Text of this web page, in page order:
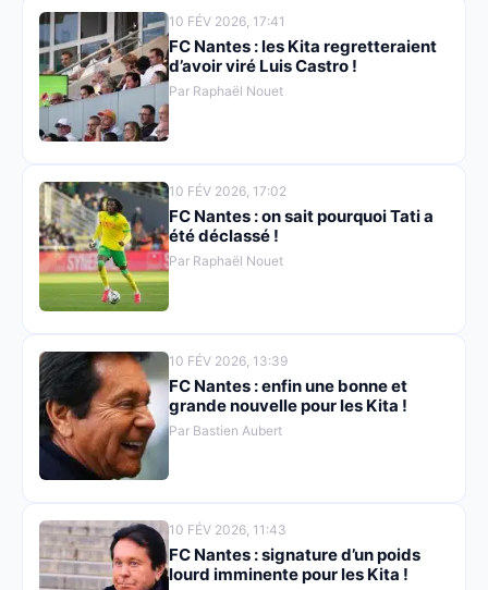
10 FÉV 2026, 17:41
FC Nantes : les Kita regretteraient
d’avoir viré Luis Castro !
Par Raphaël Nouet
10 FÉV 2026, 17:02
FC Nantes : on sait pourquoi Tati a
été déclassé !
Par Raphaël Nouet
10 FÉV 2026, 13:39
FC Nantes : enfin une bonne et
grande nouvelle pour les Kita !
Par Bastien Aubert
10 FÉV 2026, 11:43
FC Nantes : signature d’un poids
lourd imminente pour les Kita !